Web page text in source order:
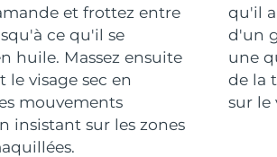
et frottez entre
ce qu'il se
huile. Massez ensuite
visage sec en
mouvements
insistant sur les zones
qu'il
d'un
une
de la
sur le